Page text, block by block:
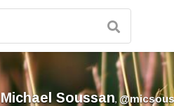
Michael Soussan,